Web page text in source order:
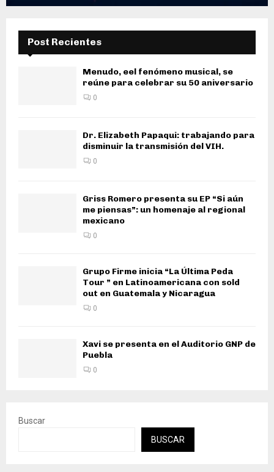
Post Recientes
Menudo, eel fenómeno musical, se
reúne para celebrar su 50 aniversario
0
Dr. Elizabeth Papaqui: trabajando para
disminuir la transmisión del VIH.
0
Griss Romero presenta su EP “Si aún
me piensas”: un homenaje al regional
mexicano
0
Grupo Firme inicia “La Última Peda
Tour ” en Latinoamericana con sold
out en Guatemala y Nicaragua
0
Xavi se presenta en el Auditorio GNP de
Puebla
0
Buscar
BUSCAR